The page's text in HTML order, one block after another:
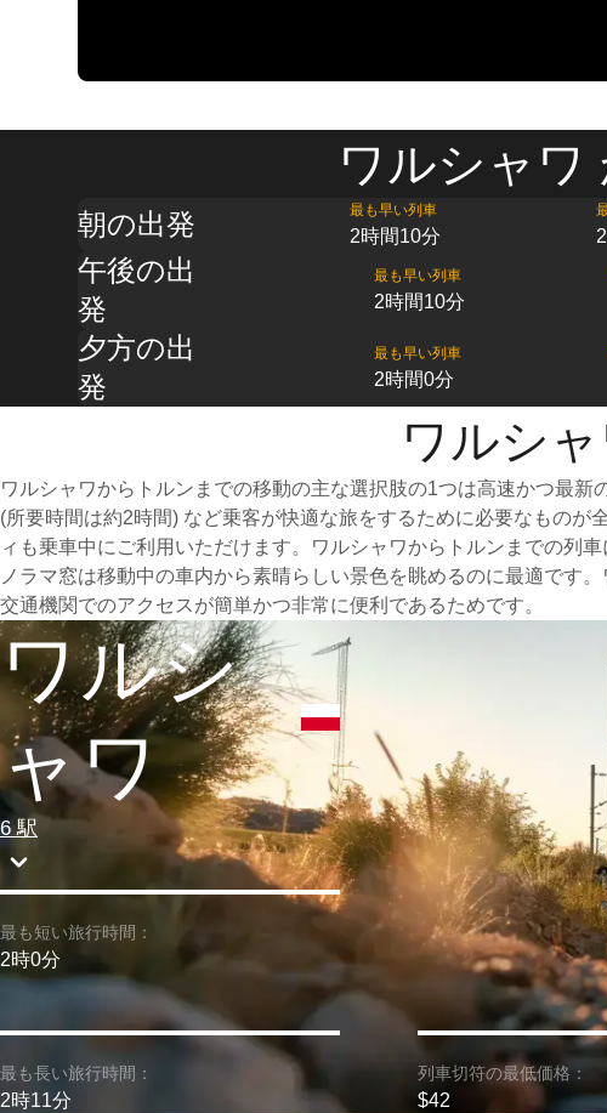
ワルシャワ
朝の出発 最も早い列車
2時間10分
午後の出
発
最も早い列車
2時間10分
夕方の出
発
最も早い列車
2時間0分
ワルシ
ワルシャワからトルンまでの移動の主な選択肢の1つは高速かつ最
(所要時間は約2時間) など乗客が快適な旅をするために必要なもの
ィも乗車中にご利用いただけます。ワルシャワからトルンまでの列
ノラマ窓は移動中の車内から素晴らしい景色を眺めるのに最適です
交通機関でのアクセスが簡単かつ非常に便利であるためです。
ワルシ
ャワ
6 駅
最も短い旅行時間：
2時0分
最も長い旅行時間：
2時11分
列車切符の最低価格：
$42